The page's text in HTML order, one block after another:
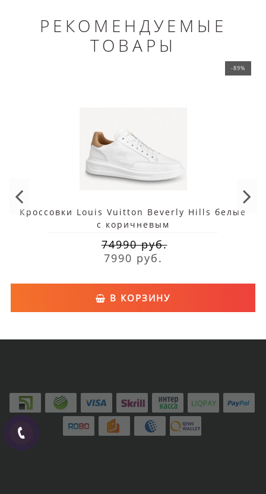
РЕКОМЕНДУЕМЫЕ
ТОВАРЫ
-89%
Кроссовки Louis Vuitton Beverly Hills белые
с коричневым
74990 руб.
7990 руб.
В КОРЗИНУ